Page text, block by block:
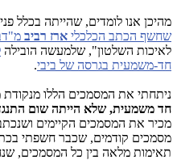
מהיכן אנו לומדים, שהייתה בכלל
שחשף הכתב הכלכלי ארז רביב
לאיכות השלטון", שלמעשה הובילה
חד-משמעית בגרסה של ביבי.
ניתחתי את המסמכים הללו מנקודת
חד משמעית, שלא הייתה שום
מכיר את המסמכים הקיימים
מסמכים קודמים, שכבר חשפתי
תאימות מלאה בין כל המסמכים,